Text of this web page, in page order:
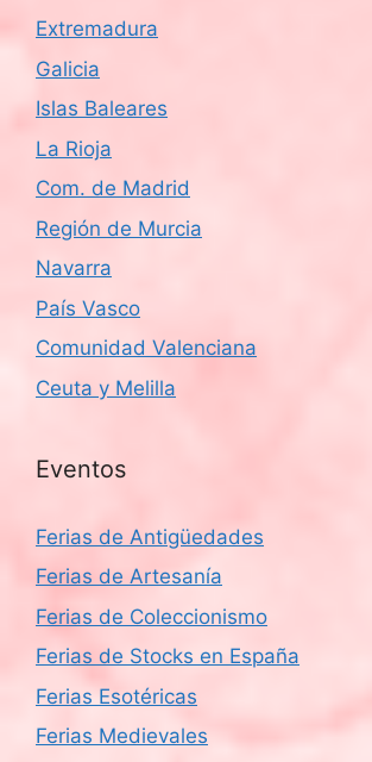
Extremadura
Galicia
Islas Baleares
La Rioja
Com. de Madrid
Región de Murcia
Navarra
País Vasco
Comunidad Valenciana
Ceuta y Melilla
Eventos
Ferias de Antigüedades
Ferias de Artesanía
Ferias de Coleccionismo
Ferias de Stocks en España
Ferias Esotéricas
Ferias Medievales